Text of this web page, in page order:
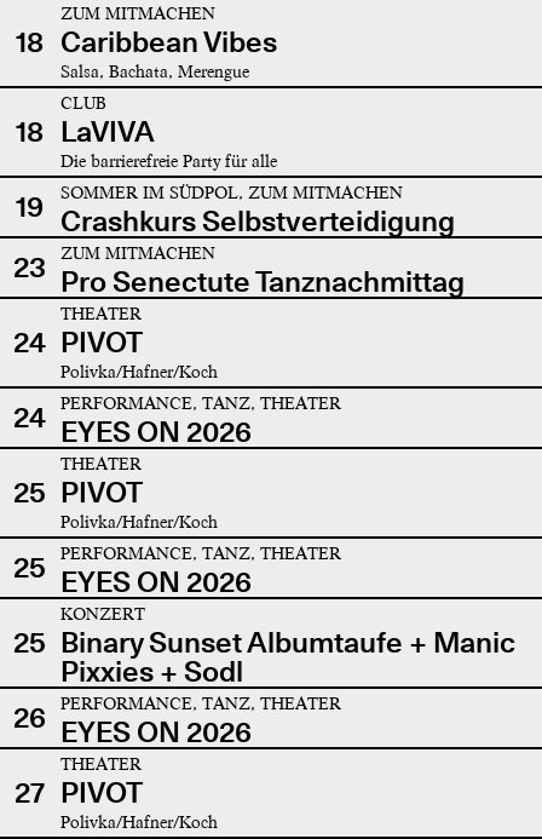
18
ZUM MITMACHEN
Caribbean Vibes
Salsa, Bachata, Merengue
18
CLUB
LaVIVA
Die barrierefreie Party für alle
19 SOMMER IM SÜDPOL, ZUM MITMACHEN
Crashkurs Selbstverteidigung
23
ZUM MITMACHEN
Pro Senectute Tanznachmittag
24
THEATER
PIVOT
Polivka/Hafner/Koch
24 PERFORMANCE, TANZ, THEATER
EYES ON 2026
25
THEATER
PIVOT
Polivka/Hafner/Koch
25 PERFORMANCE, TANZ, THEATER
EYES ON 2026
25
KONZERT
Binary Sunset Albumtaufe + Manic
Pixxies + Sodl
26
PERFORMANCE, TANZ, THEATER
EYES ON 2026
27
THEATER
PIVOT
Polivka/Hafner/Koch